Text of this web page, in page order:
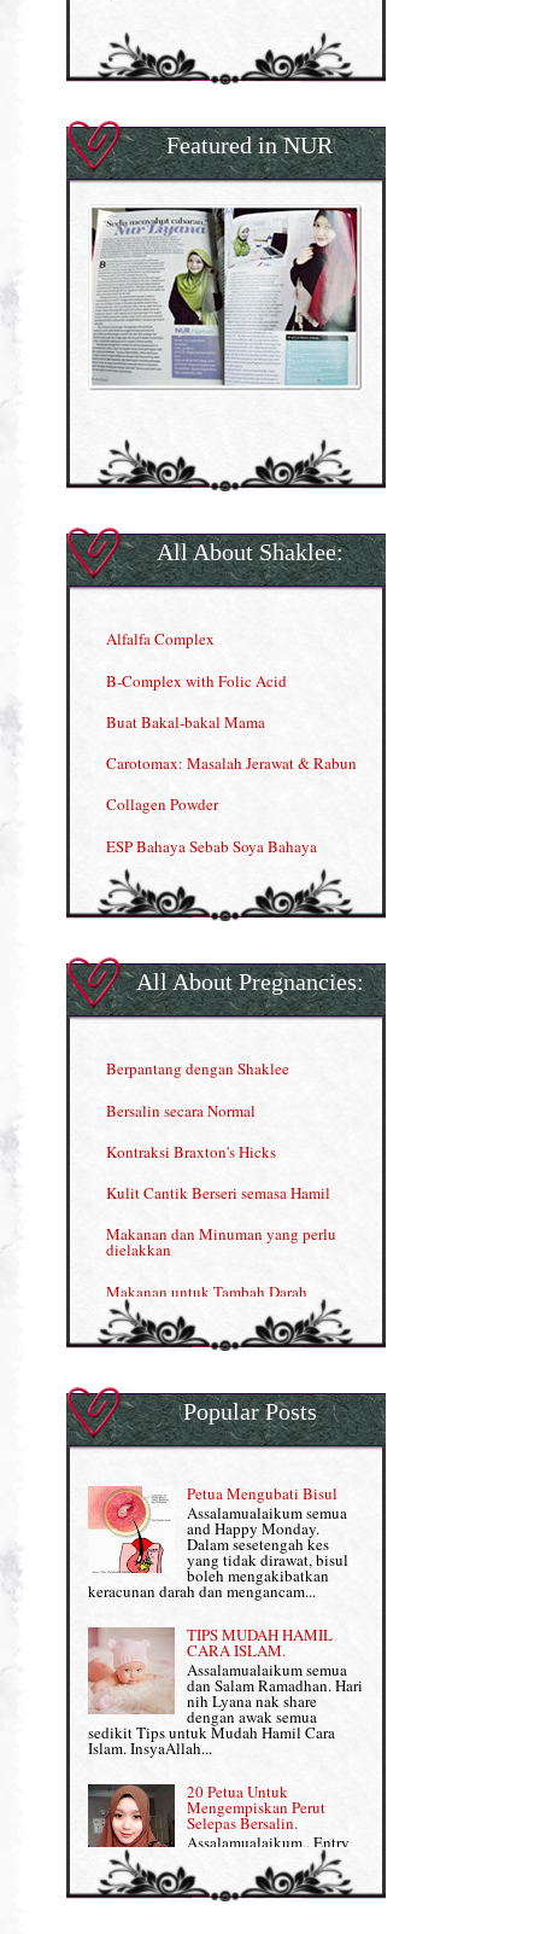
Featured in NUR
All About Shaklee:
Alfalfa Complex
B-Complex with Folic Acid
Buat Bakal-bakal Mama
Carotomax: Masalah Jerawat & Rabun
Collagen Powder
ESP Bahaya Sebab Soya Bahaya
ESP Produk Shaklee Paling HOT
Gla Complex (II)
Herbal Blend the Magic Cream
Nutrisi untuk Ikhtiar Hamil
OMEGA GUARD
Omega Guard: EPA & DHA for kids
OSTEMATRIX
Pantang Larang dalam Pengambilan
Vitamin
Penjagaan Rambut: Prosante Hair Care
Persediaan Haji & Umrah
Review Part 1: Shaklee bagus ke?
Review Part 2: Shaklee's Slimming Set
Review Part 3: Shaklee's Beauty Set
Senggugut dan Sindrom PMS
Set Berpantang Shaklee
Set Mighty Gems
Set Shaklee yang HOT SELLING
Shaklee Collagen Powder
All About Pregnancies:
Berpantang dengan Shaklee
Bersalin secara Normal
Kontraksi Braxton's Hicks
Kulit Cantik Berseri semasa Hamil
Makanan dan Minuman yang perlu
dielakkan
Makanan untuk Tambah Darah
Masalah HB rendah?
Normal VS Czer
Pemakanan Semasa Hamil
Penyusuan Bayi
Perkembangan Minda Bayi
Supplement untuk Kehamilan
Popular Posts
Petua Mengubati Bisul
Assalamualaikum semua
and Happy Monday.
Dalam sesetengah kes
yang tidak dirawat, bisul
boleh mengakibatkan
keracunan darah dan mengancam...
TIPS MUDAH HAMIL
CARA ISLAM.
Assalamualaikum semua
dan Salam Ramadhan. Hari
nih Lyana nak share
dengan awak semua
sedikit Tips untuk Mudah Hamil Cara
Islam. InsyaAllah...
20 Petua Untuk
Mengempiskan Perut
Selepas Bersalin.
Assalamualaikum.. Entry
ini khusus Lyana share
dengan Mama-mama yang
baru lepas bersalin tengah berpantang tuu,
nak kembali kurus, flat da...